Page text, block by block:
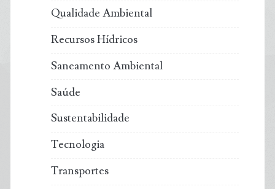
Qualidade Ambiental
Recursos Hídricos
Saneamento Ambiental
Saúde
Sustentabilidade
Tecnologia
Transportes